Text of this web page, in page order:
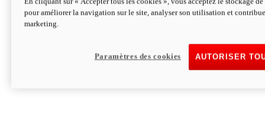
Hypermotard V2 SP 100
Découvrez-le
pour améliorer la navigation sur le site, analyser son utilisation et
marketing.
AUTORISER
Paramètres des cookies